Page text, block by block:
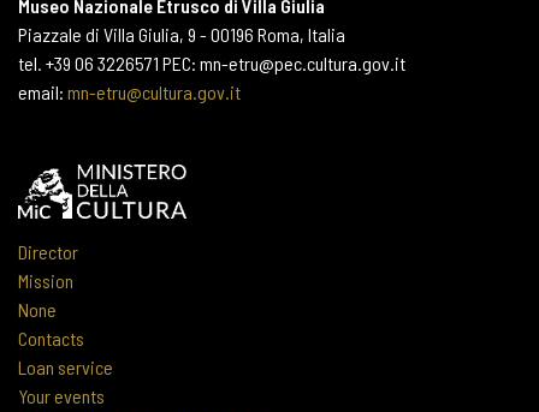
Museo Nazionale Etrusco di Villa Giulia
Piazzale di Villa Giulia, 9 - 00196 Roma, Italia
tel. +39 06 3226571 PEC: mn-etru@pec.cultura.gov.it
email: mn-etru@cultura.gov.it
Director
Mission
None
Contacts
Loan service
Your events